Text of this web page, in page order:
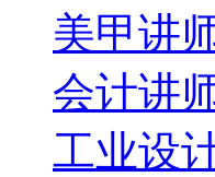
美甲讲
会计讲
工业设